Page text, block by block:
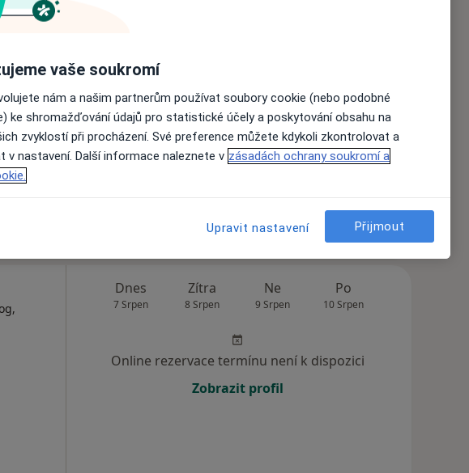
Online rezervace termínu není k dispozici
Rezervovat termín
Dnes
7 Srpen
Zítra
8 Srpen
Ne
9 Srpen
Po
10 Srpen
Online rezervace termínu není k dispozici
Zobrazit profil
vaše soukromí
nám a našim partnerům používat soubory cookie (nebo podobné
ke shromažďování údajů pro statistické účely a poskytování obsahu na
zvyklostí při procházení. Své preference můžete kdykoli zkontrolovat a
v nastavení. Další informace naleznete v zásadách ochrany soukromí a
Upravit nastavení Přijmout